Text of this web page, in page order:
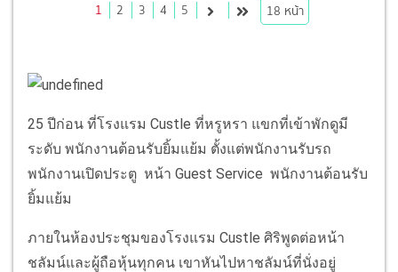
1 2 3 4 5 18 หน้า
25 ปีก่อน ที่โรงแรม Custle ที่หรูหรา แขกที่เข้าพักดูมี
ระดับ พนักงานต้อนรับยิ้มแย้ม ตั้งแต่พนักงานรับรถ
พนักงานเปิดประตู หน้า Guest Service พนักงานต้อนรับ
ยิ้มแย้ม
ภายในห้องประชุมของโรงแรม Custle ศิริพูดต่อหน้า
ชลัมน์และผู้ถือหุ้นทุกคน เขาหันไปหาชลัมน์ที่นั่งอยู่